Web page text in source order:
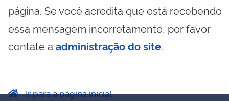
página. Se você acredita que está recebendo
essa mensagem incorretamente, por favor
contate a administração do site.
Ir para a página inicial